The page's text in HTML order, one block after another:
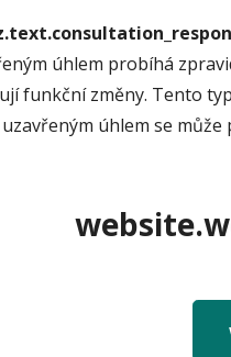
úhlem probíhá
funkční změny. Tento
úhlem se